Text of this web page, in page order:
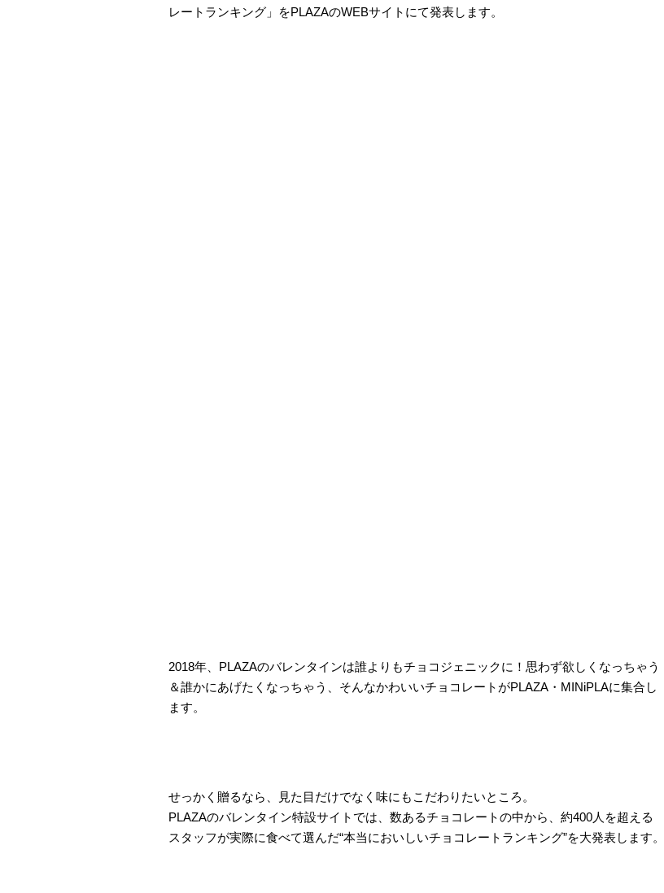
レートランキング」をPLAZAのWEBサイトにて発表します。
2018年、PLAZAのバレンタインは誰よりもチョコジェニックに！思わず欲しくなっちゃう
＆誰かにあげたくなっちゃう、そんなかわいいチョコレートがPLAZA・MINiPLAに集合し
ます。
せっかく贈るなら、見た目だけでなく味にもこだわりたいところ。
PLAZAのバレンタイン特設サイトでは、数あるチョコレートの中から、約400人を超える
スタッフが実際に食べて選んだ“本当においしいチョコレートランキング”を大発表します。